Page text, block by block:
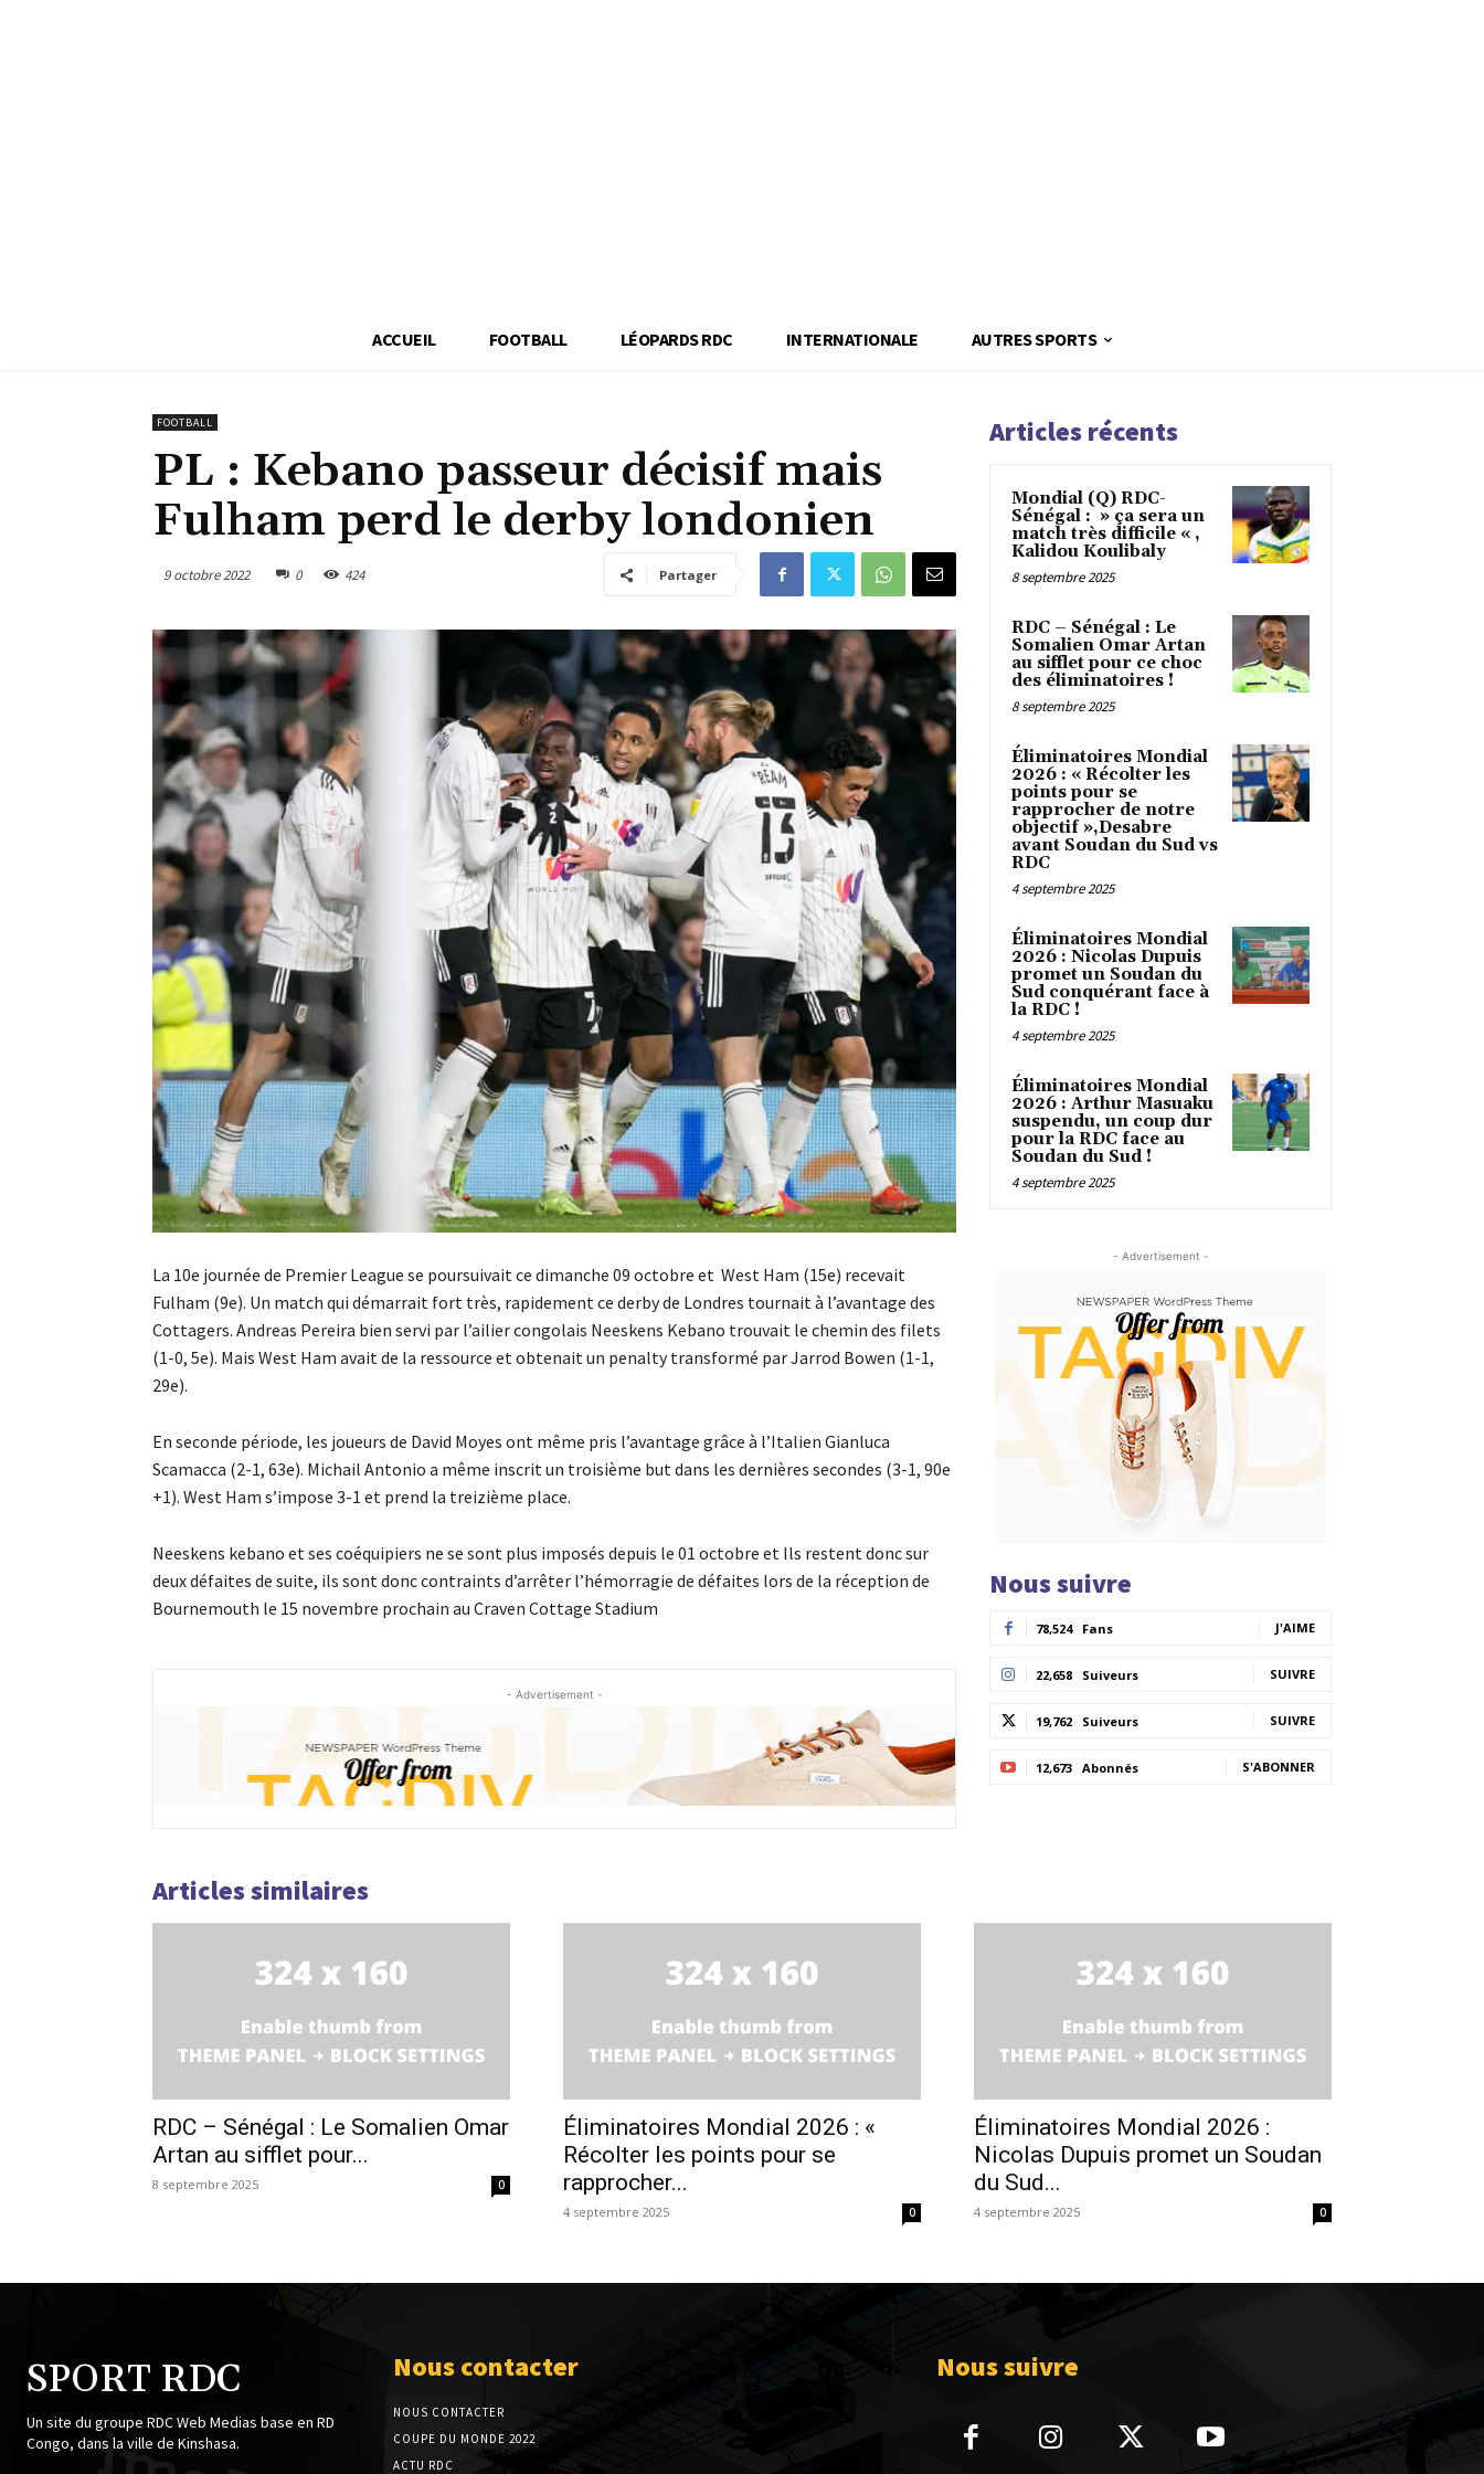
ACCUEIL FOOTBALL LÉOPARDS RDC INTERNATIONALE AUTRES SPORTS
FOOTBALL
PL : Kebano passeur décisif mais
Fulham perd le derby londonien
9 octobre 2022 0 424 Partager
La 10e journée de Premier League se poursuivait ce dimanche 09 octobre et West Ham (15e) recevait
Fulham (9e). Un match qui démarrait fort très, rapidement ce derby de Londres tournait à l’avantage des
Cottagers. Andreas Pereira bien servi par l’ailier congolais Neeskens Kebano trouvait le chemin des filets
(1-0, 5e). Mais West Ham avait de la ressource et obtenait un penalty transformé par Jarrod Bowen (1-1,
29e).
En seconde période, les joueurs de David Moyes ont même pris l’avantage grâce à l’Italien Gianluca
Scamacca (2-1, 63e). Michail Antonio a même inscrit un troisième but dans les dernières secondes (3-1, 90e
+1). West Ham s’impose 3-1 et prend la treizième place.
Neeskens kebano et ses coéquipiers ne se sont plus imposés depuis le 01 octobre et Ils restent donc sur
deux défaites de suite, ils sont donc contraints d’arrêter l’hémorragie de défaites lors de la réception de
Bournemouth le 15 novembre prochain au Craven Cottage Stadium
- Advertisement -
Articles récents
Mondial (Q) RDC-
Sénégal : » ça sera un
match très difficile « ,
Kalidou Koulibaly
8 septembre 2025
RDC – Sénégal : Le
Somalien Omar Artan
au sifflet pour ce choc
des éliminatoires !
8 septembre 2025
Éliminatoires Mondial
2026 : « Récolter les
points pour se
rapprocher de notre
objectif »,Desabre
avant Soudan du Sud vs
RDC
4 septembre 2025
Éliminatoires Mondial
2026 : Nicolas Dupuis
promet un Soudan du
Sud conquérant face à
la RDC !
4 septembre 2025
Éliminatoires Mondial
2026 : Arthur Masuaku
suspendu, un coup dur
pour la RDC face au
Soudan du Sud !
4 septembre 2025
- Advertisement -
Nous suivre
78,524 Fans J'AIME
22,658 Suiveurs SUIVRE
19,762 Suiveurs SUIVRE
12,673 Abonnés S'ABONNER
Articles similaires
RDC – Sénégal : Le Somalien Omar
Artan au sifflet pour...
8 septembre 2025 0
Éliminatoires Mondial 2026 : «
Récolter les points pour se
rapprocher...
4 septembre 2025 0
Éliminatoires Mondial 2026 :
Nicolas Dupuis promet un Soudan
du Sud...
4 septembre 2025 0
SPORT RDC
Un site du groupe RDC Web Medias base en RD
Congo, dans la ville de Kinshasa.
Nous contacter
NOUS CONTACTER
COUPE DU MONDE 2022
ACTU RDC
Nous suivre